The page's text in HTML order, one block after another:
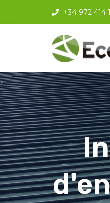
+34 972 414